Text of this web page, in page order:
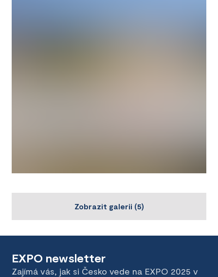
Zobrazit galerii (5)
EXPO newsletter
Zajímá vás, jak si Česko vede na EXPO 2025 v